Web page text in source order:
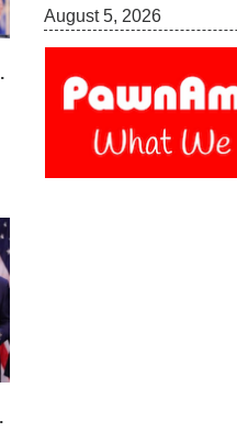
August 5, 2026